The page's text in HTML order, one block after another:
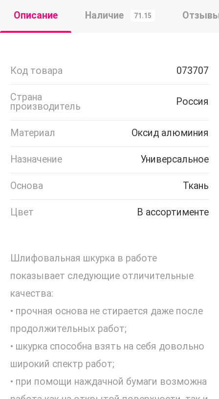
Описание Наличие 71.15
Код товара 073707
Страна
производитель
Россия
Материал Оксид алюминия
Назначение Универсальное
Основа Ткань
Цвет В ассортименте
Шлифовальная шкурка в работе
показывает следующие отличительные
качества:
• прочная основа не стирается даже после
продолжительных работ;
• шкурка способна взять на себя довольно
широкий спектр работ;
• при помощи наждачной бумаги возможна